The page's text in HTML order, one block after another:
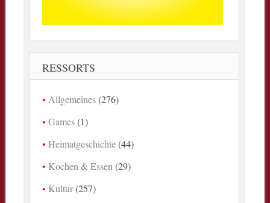
RESSORTS
Allgemeines(276)
Games(1)
Heimatgeschichte(44)
Kochen & Essen (29)
Kultur(257)